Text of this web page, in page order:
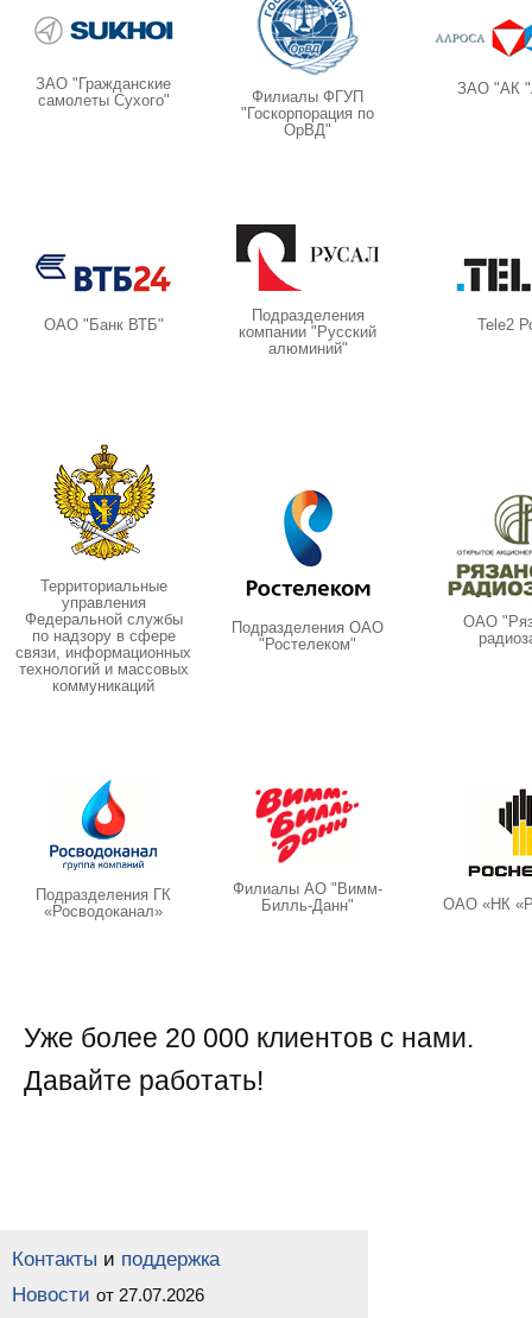
ЗАО "Гражданские
самолеты Сухого"
Филиалы ФГУП
"Госкорпорация по
ОрВД"
ЗАО "АК
ОАО "Банк ВТБ"
Подразделения
компании "Русский
алюминий"
Tele2
Территориальные
управления
Федеральной службы
по надзору в сфере
связи, информационных
технологий и массовых
коммуникаций
Подразделения ОАО
"Ростелеком"
ОАО
Подразделения ГК
«Росводоканал»
Филиалы АО "Вимм-
Билль-Данн"
ОАО «НК
Уже более 20 000 клиентов с нами.
Давайте работать!
Контакты и поддержка
Новости от 27.07.2026